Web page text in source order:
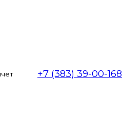
+7 (383) 39-00-168